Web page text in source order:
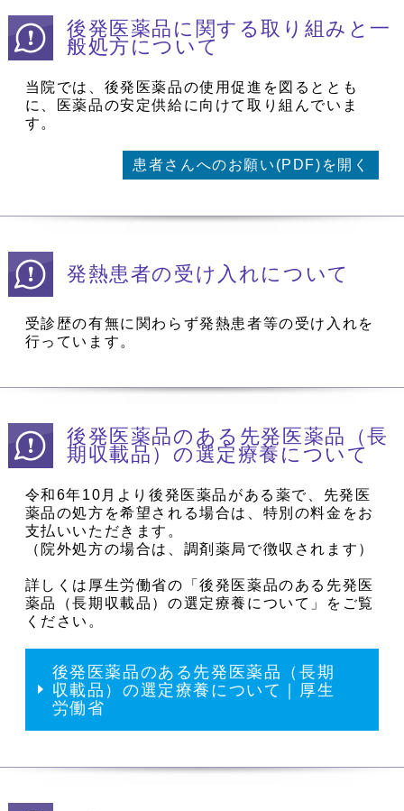
後発医薬品に関する取り組みと一
般処方について
当院では、後発医薬品の使用促進を図るととも
に、医薬品の安定供給に向けて取り組んでいま
す。
患者さんへのお願い(PDF)を開く
発熱患者の受け入れについて
受診歴の有無に関わらず発熱患者等の受け入れを
行っています。
後発医薬品のある先発医薬品（長
期収載品）の選定療養について
令和6年10月より後発医薬品がある薬で、先発医
薬品の処方を希望される場合は、特別の料金をお
支払いいただきます。
（院外処方の場合は、調剤薬局で徴収されます）
詳しくは厚生労働省の「後発医薬品のある先発医
薬品（長期収載品）の選定療養について」をご覧
ください。
後発医薬品のある先発医薬品（長期
収載品）の選定療養について｜厚生
労働省